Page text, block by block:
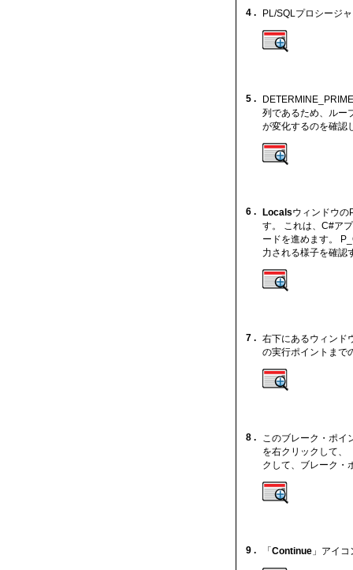
4 . PL/SQLプロシージ
5 .
列であるため、ルー
が変化するのを確認
6 . Localsウィンドウの
す。 これは、C#ア
ードを進めます。
力される様子を確認
7 . 右下にあるウィンド
の実行ポイントまで
8 .
このブレーク・ポイ
を右クリックして、
クして、ブレーク・
9 . 「 Continue 」アイ